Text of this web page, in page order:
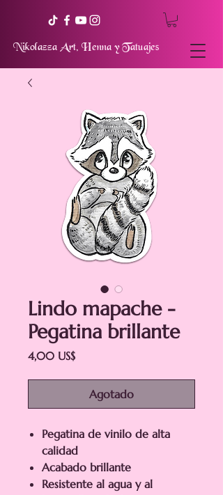
Nikolazza Art, Henna y Tatuajes
Lindo mapache -
Pegatina brillante
4,00 US$Precio
Agotado
Pegatina de vinilo de alta
calidad
Acabado brillante
Resistente al agua y al